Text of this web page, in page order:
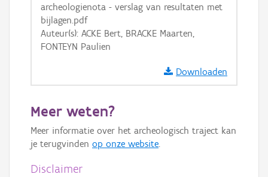
OSM-Basiskaart
Ortho
GRB-Basiskaart
GRB-Basiskaart in grijswaarden
archeologienota - verslag van resultaten met
bijlagen.pdf
Auteur(s): ACKE Bert, BRACKE Maarten,
FONTEYN Paulien
Downloaden
Meer weten?
Meer informatie over het archeologisch traject kan
je terugvinden op onze website.
Disclaimer